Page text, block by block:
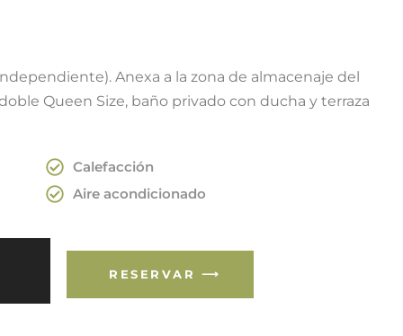
Anexa a la zona de almacenaje del
Queen Size, baño privado con ducha y terraza
Calefacción
Aire acondicionado
RESERVAR ⟶